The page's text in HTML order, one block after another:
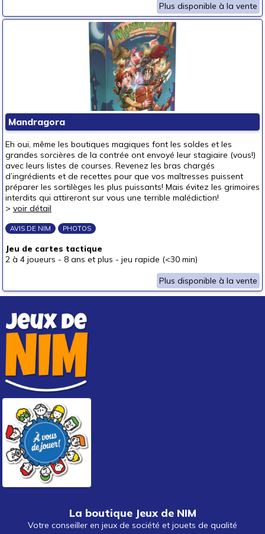
Plus disponible à la vente
Mandragora
Eh oui, même les boutiques magiques font les soldes et les
grandes sorcières de la contrée ont envoyé leur stagiaire (vous!)
avec leurs listes de courses. Revenez les bras chargés
d’ingrédients et de recettes pour que vos maîtresses puissent
préparer les sortilèges les plus puissants! Mais évitez les grimoires
interdits qui attireront sur vous une terrible malédiction!
> voir détail
AVIS DE NIM PHOTOS
Jeu de cartes tactique
2 à 4 joueurs - 8 ans et plus - jeu rapide (<30 min)
Plus disponible à la vente
La boutique Jeux de NIM
Votre conseiller en jeux de société et jouets de qualité